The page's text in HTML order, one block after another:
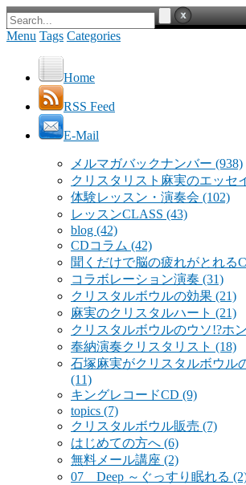
Menu Tags Categories
Home
RSS Feed
E-Mail
メルマガバックナンバー (938)
クリスタリスト麻実のエッセ
体験レッスン・演奏会 (102)
レッスンCLASS (43)
blog (42)
CDコラム (42)
聞くだけで脳の疲れがとれる
コラボレーション演奏 (31)
クリスタルボウルの効果 (21)
麻実のクリスタルハート (21)
クリスタルボウルのウソ!?ホ
奉納演奏クリスタリスト (18)
石塚麻実がクリスタルボウル
(11)
キングレコードCD (9)
topics (7)
クリスタルボウル販売 (7)
はじめての方へ (6)
無料メール講座 (2)
07 Deep ～ぐっすり眠れる